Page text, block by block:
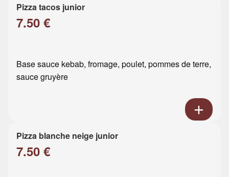
Pizza tacos junior
7.50 €
Base sauce kebab, fromage, poulet, pommes de terre,
sauce gruyère
Pizza blanche neige junior
7.50 €